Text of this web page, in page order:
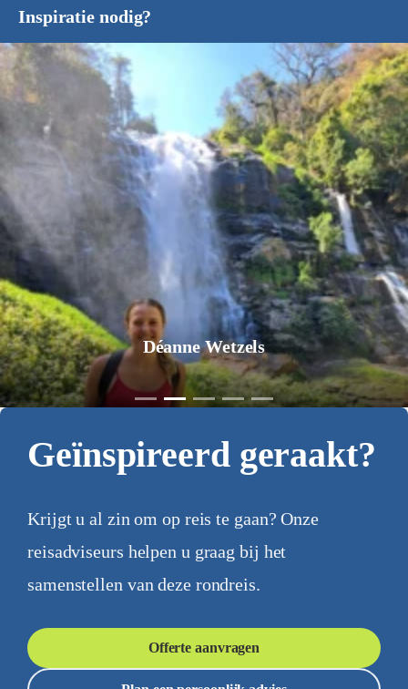
Inspiratie nodig?
Déanne Wetzels
Geïnspireerd geraakt?
Krijgt u al zin om op reis te gaan? Onze
reisadviseurs helpen u graag bij het
samenstellen van deze rondreis.
Offerte aanvragen